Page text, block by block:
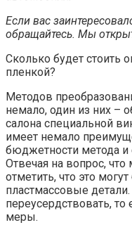
Если вас
обращайтесь. Мы
Сколько будет стоить
пленкой?
Методов
немало, один из них –
салона специальной
имеет немало
бюджетности метода и
Отвечая на вопрос,
отметить, что это
пластмассовые
переусердствовать, то
меры.